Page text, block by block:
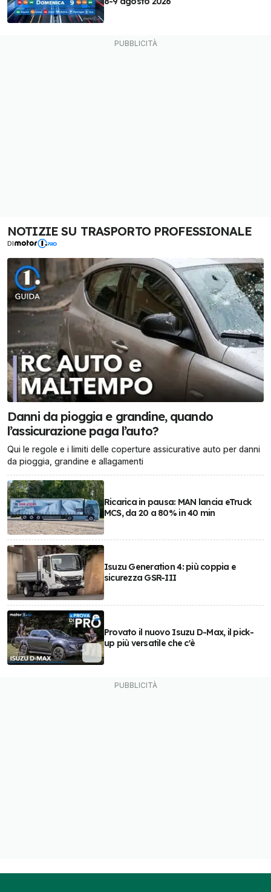
NOTIZIE SU TRASPORTO PROFESSIONALE
DI
Danni da pioggia e grandine, quando
l’assicurazione paga l’auto?
Qui le regole e i limiti delle coperture assicurative auto per danni
da pioggia, grandine e allagamenti
Ricarica in pausa: MAN lancia eTruck
MCS, da 20 a 80% in 40 min
Isuzu Generation 4: più coppia e
sicurezza GSR-III
Provato il nuovo Isuzu D-Max, il pick-
up più versatile che c'è